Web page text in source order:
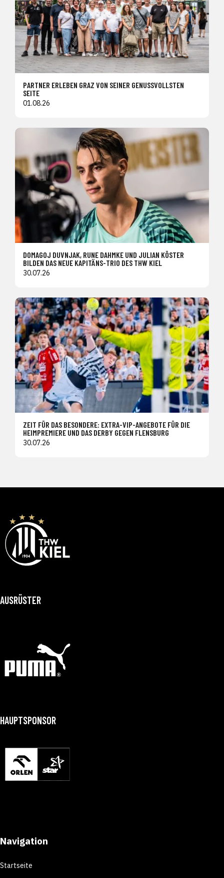
PARTNER ERLEBEN GRAZ VON SEINER GENUSSVOLLSTEN
SEITE
01.08.26
DOMAGOJ DUVNJAK, RUNE DAHMKE UND JULIAN KÖSTER
BILDEN DAS NEUE KAPITÄNS-TRIO DES THW KIEL
30.07.26
ZEIT FÜR DAS BESONDERE: EXTRA-VIP-ANGEBOTE FÜR DIE
HEIMPREMIERE UND DAS DERBY GEGEN FLENSBURG
30.07.26
AUSRÜSTER
HAUPTSPONSOR
Navigation
Startseite